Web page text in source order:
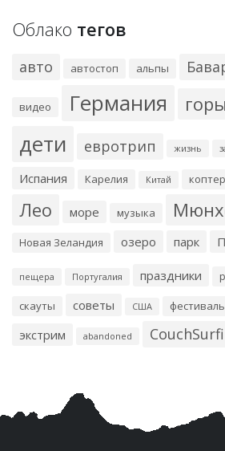
Облако тегов
авто автостоп альпы
видео Германия горы
дети евротрип жизнь
Испания Карелия Китай коптер
Лео море музыка
Новая Зеландия озеро парк
пещера Португалия праздники
скауты советы США фестиваль
экстрим abandoned